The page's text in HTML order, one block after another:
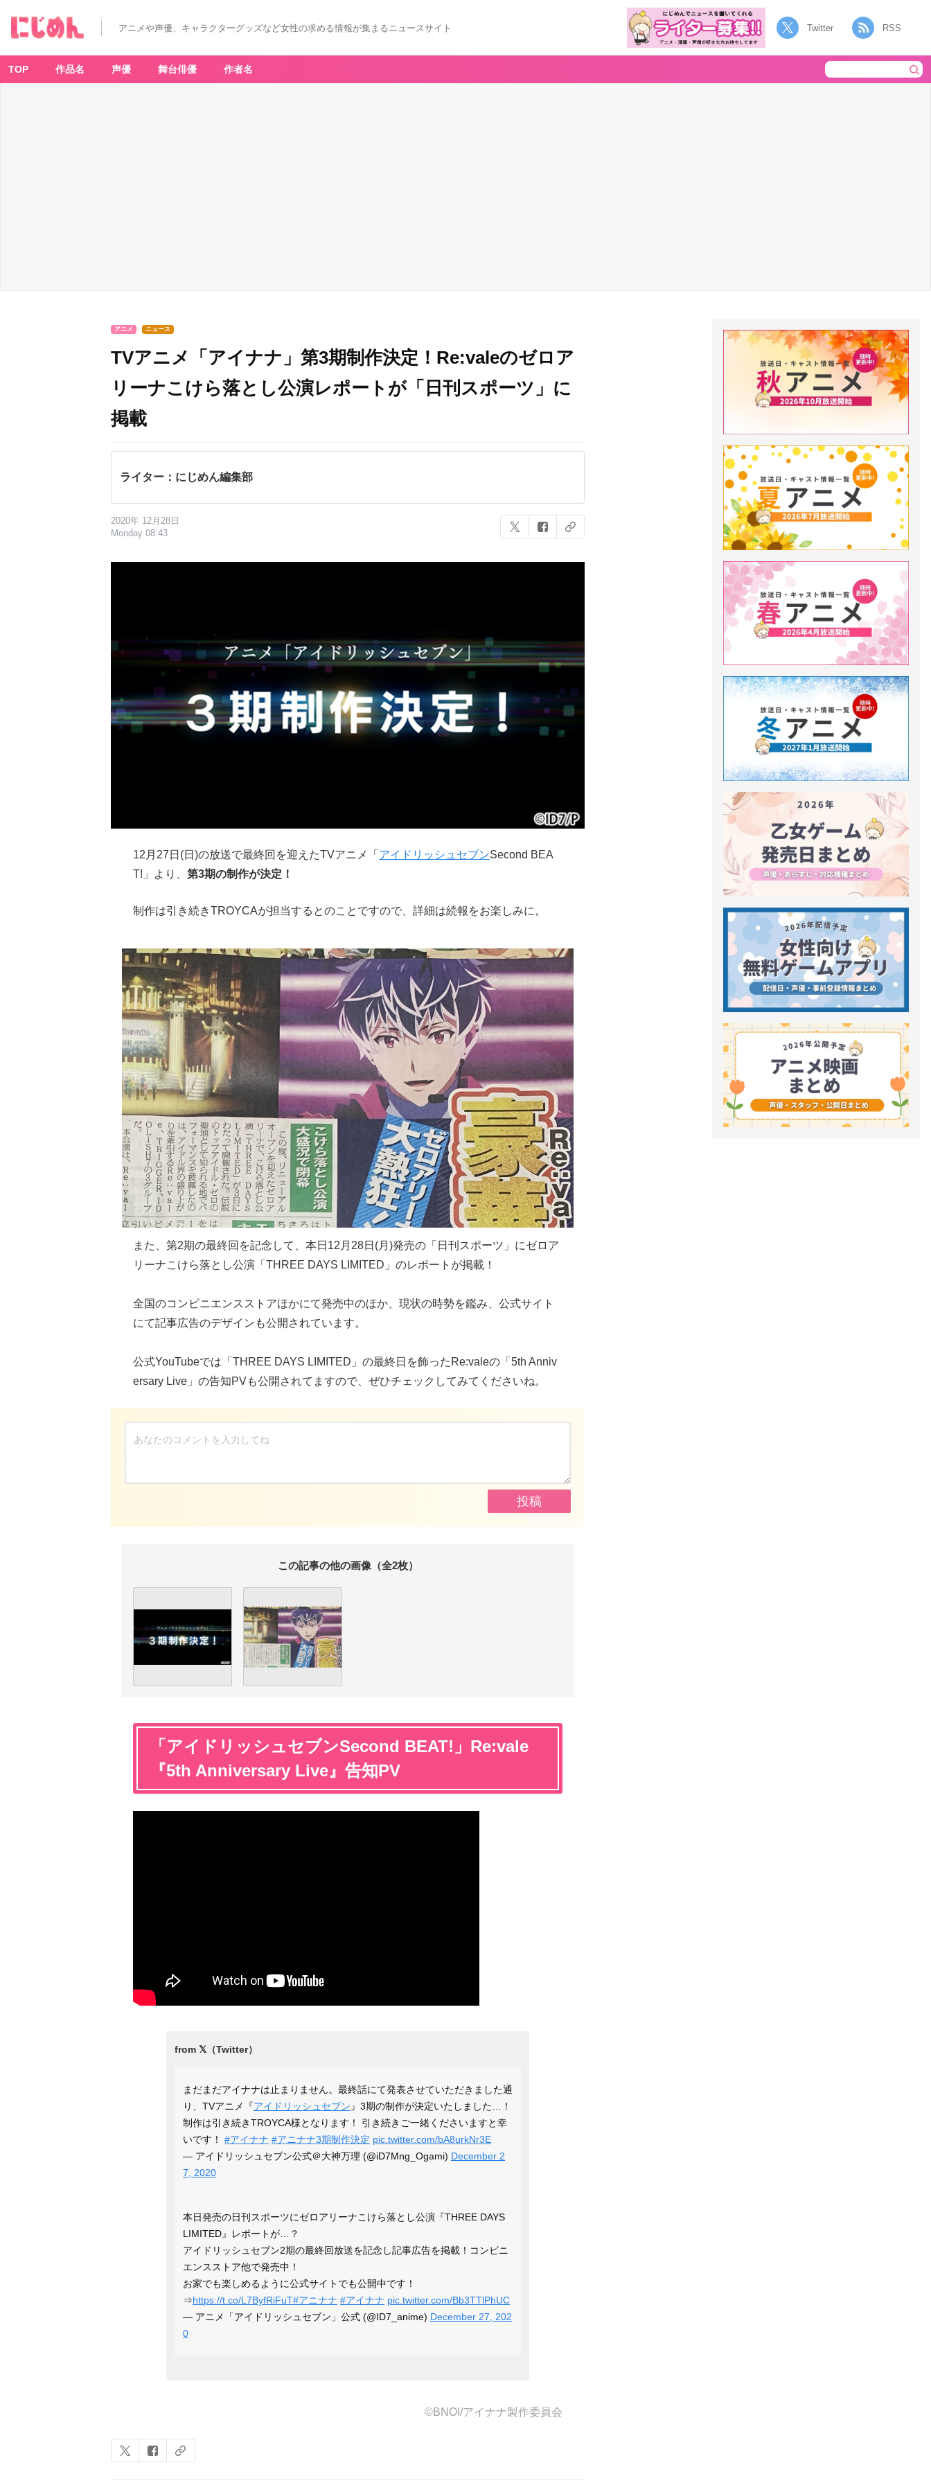
アニメや声優、キャラクターグッズなど女性の求める情報が集まるニュースサイト Twitter RSS
TOP 作品名 声優 舞台俳優 作者名
アニメ ニュース
TVアニメ「アイナナ」第3期制作決定！Re:valeのゼロア
リーナこけら落とし公演レポートが「日刊スポーツ」に
掲載
ライター：にじめん編集部
2020年 12月28日
Monday 08:43
12月27日(日)の放送で最終回を迎えたTVアニメ「 アイドリッシュセブンSecond BEA
T!」より、 第3期の制作が決定！
制作は引き続きTROYCAが担当するとのことですので、詳細は続報をお楽しみに。
また、第2期の最終回を記念して、本日12月28日(月)発売の「日刊スポーツ」にゼロア
リーナこけら落とし公演「THREE DAYS LIMITED」のレポートが掲載！
全国のコンビニエンスストアほかにて発売中のほか、現状の時勢を鑑み、公式サイト
にて記事広告のデザインも公開されています。
公式YouTubeでは「THREE DAYS LIMITED」の最終日を飾ったRe:valeの「5th Anniv
ersary Live」の告知PVも公開されてますので、ぜひチェックしてみてくださいね。
この記事の他の画像（全2枚）
「アイドリッシュセブンSecond BEAT!」Re:vale
『5th Anniversary Live』告知PV
まだまだアイナナは止まりません。最終話にて発表させていただきました通
り、TVアニメ『アイドリッシュセブン』3期の制作が決定いたしました…！
制作は引き続きTROYCA様となります！ 引き続きご一緒くださいますと幸
いです！ #アイナナ #アニナナ3期制作決定 pic.twitter.com/bA8urkNr3E
— アイドリッシュセブン公式＠大神万理 (@iD7Mng_Ogami) December 2
7, 2020
本日発売の日刊スポーツにゼロアリーナこけら落とし公演『THREE DAYS
LIMITED』レポートが…？
アイドリッシュセブン2期の最終回放送を記念し記事広告を掲載！コンビニ
エンスストア他で発売中！
お家でも楽しめるように公式サイトでも公開中です！
⇒https://t.co/L7ByfRiFuT#アニナナ #アイナナ pic.twitter.com/Bb3TTlPhUC
— アニメ「アイドリッシュセブン」公式 (@ID7_anime) December 27, 202
0
©BNOI/アイナナ製作委員会